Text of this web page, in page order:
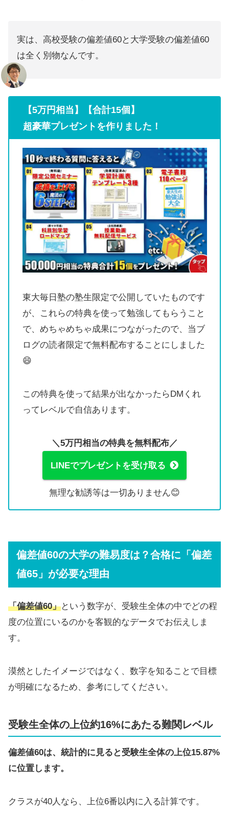
実は、高校受験の偏差値60と大学受験の偏差値60
は全く別物なんです。
【5万円相当】【合計15個】
超豪華プレゼントを作りました！
東大毎日塾の塾生限定で公開していたものです
が、これらの特典を使って勉強してもらうこと
で、めちゃめちゃ成果につながったので、当ブ
ログの読者限定で無料配布することにしました
😄
この特典を使って結果が出なかったらDMくれ
ってレベルで自信あります。
＼5万円相当の特典を無料配布／
LINEでプレゼントを受け取る
無理な勧誘等は一切ありません😊
偏差値60の大学の難易度は？合格に「偏差
値65」が必要な理由
「偏差値60」という数字が、受験生全体の中でどの程
度の位置にいるのかを客観的なデータでお伝えしま
す。
漠然としたイメージではなく、数字を知ることで目標
が明確になるため、参考にしてください。
受験生全体の上位約16%にあたる難関レベル
偏差値60は、統計的に見ると受験生全体の上位15.87%
に位置します。
クラスが40人なら、上位6番以内に入る計算です。